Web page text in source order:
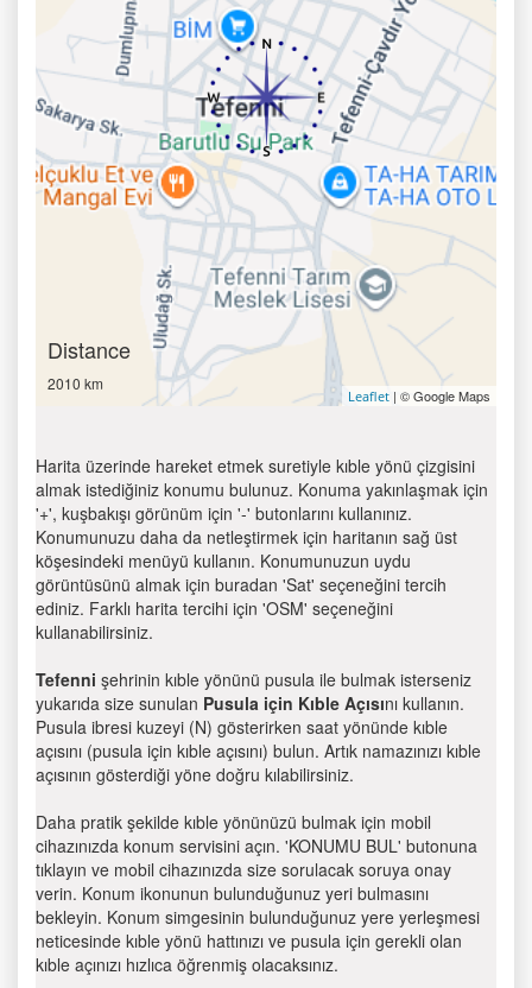
Distance
2010 km
Leaflet | © Google Maps
Harita üzerinde hareket etmek suretiyle kıble yönü çizgisini
almak istediğiniz konumu bulunuz. Konuma yakınlaşmak için
'+', kuşbakışı görünüm için '-' butonlarını kullanınız.
Konumunuzu daha da netleştirmek için haritanın sağ üst
köşesindeki menüyü kullanın. Konumunuzun uydu
görüntüsünü almak için buradan 'Sat' seçeneğini tercih
ediniz. Farklı harita tercihi için 'OSM' seçeneğini
kullanabilirsiniz.
Tefenni şehrinin kıble yönünü pusula ile bulmak isterseniz
yukarıda size sunulan Pusula için Kıble Açısını kullanın.
Pusula ibresi kuzeyi (N) gösterirken saat yönünde kıble
açısını (pusula için kıble açısını) bulun. Artık namazınızı kıble
açısının gösterdiği yöne doğru kılabilirsiniz.
Daha pratik şekilde kıble yönünüzü bulmak için mobil
cihazınızda konum servisini açın. 'KONUMU BUL' butonuna
tıklayın ve mobil cihazınızda size sorulacak soruya onay
verin. Konum ikonunun bulunduğunuz yeri bulmasını
bekleyin. Konum simgesinin bulunduğunuz yere yerleşmesi
neticesinde kıble yönü hattınızı ve pusula için gerekli olan
kıble açınızı hızlıca öğrenmiş olacaksınız.